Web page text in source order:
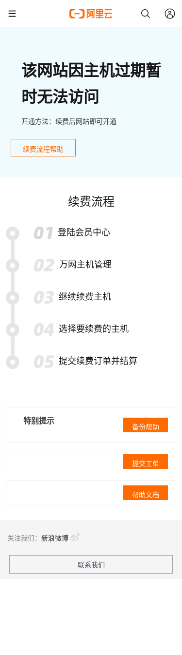
该网站因主机过期暂
时无法访问
开通方法：续费后网站即可开通
续费流程帮助
续费流程
登陆会员中心
万网主机管理
继续续费主机
选择要续费的主机
提交续费订单并结算
特别提示
备份帮助
提交工单
帮助文档